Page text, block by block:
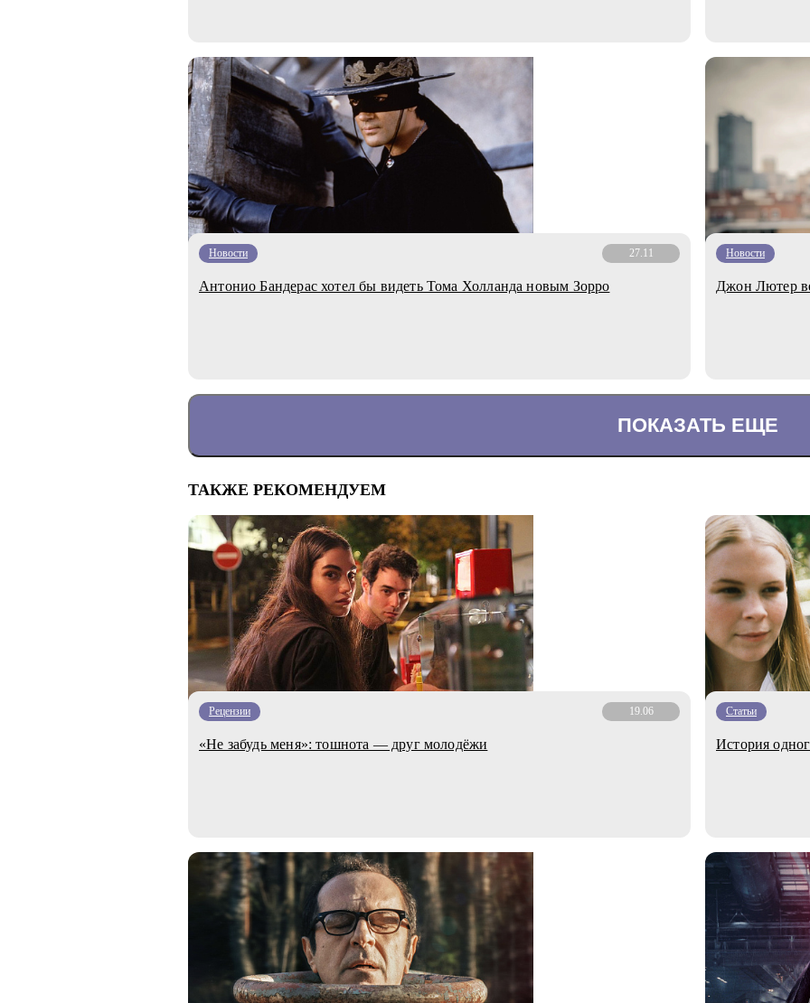
Новости 27.11
Антонио Бандерас хотел бы видеть Тома Холланда новым Зорро
Новости
Джон Лютер
ПОКАЗАТЬ ЕЩЕ
ТАКЖЕ РЕКОМЕНДУЕМ
Рецензии 19.06
«Не забудь меня»: тошнота — друг молодёжи
Статьи
История